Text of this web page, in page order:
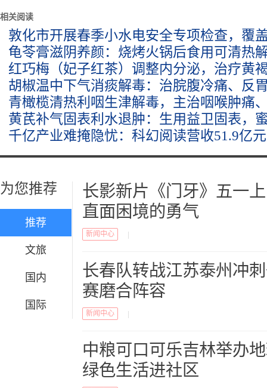
相关阅读
敦化市开展春季小水电安全专项检查，覆
龟苓膏滋阴养颜：烧烤火锅后食用可清热
红巧梅（妃子红茶）调整内分泌，治疗黄
胡椒温中下气消痰解毒：治脘腹冷痛、反
青橄榄清热利咽生津解毒，主治咽喉肿痛
黄芪补气固表利水退肿：生用益卫固表，
千亿产业难掩隐忧：科幻阅读营收51.9亿
为您推荐
推荐
文旅
国内
国际
长影新片《门牙》五一
直面困境的勇气
新闻中心
长春队转战江苏泰州冲
赛磨合阵容
新闻中心
中粮可口可乐吉林举办
绿色生活进社区